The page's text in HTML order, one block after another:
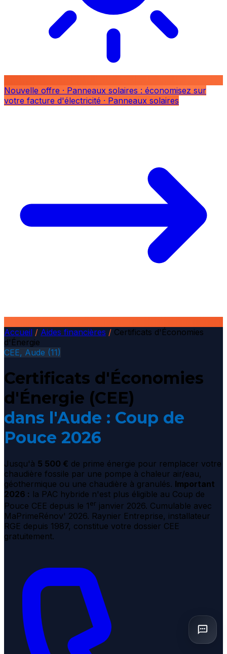
Nouvelle offre · Panneaux solaires : économisez sur
votre facture d'électricité · Panneaux solaires
Accueil / Aides financières / Certificats d'Économies
d'Énergie
CEE, Aude (11)
Certificats d'Économies
d'Énergie (CEE)
dans l'Aude : Coup de
Pouce 2026
Jusqu'à 5 500 € de prime énergie pour remplacer votre
chaudière fossile par une pompe à chaleur air/eau,
géothermique ou une chaudière à granulés. Important
2026 : la PAC hybride n'est plus éligible au Coup de
Pouce CEE depuis le 1er janvier 2026. Cumulable avec
MaPrimeRénov' 2026. Raynier Entreprise, installateur
RGE depuis 1987, constitue votre dossier CEE
gratuitement.